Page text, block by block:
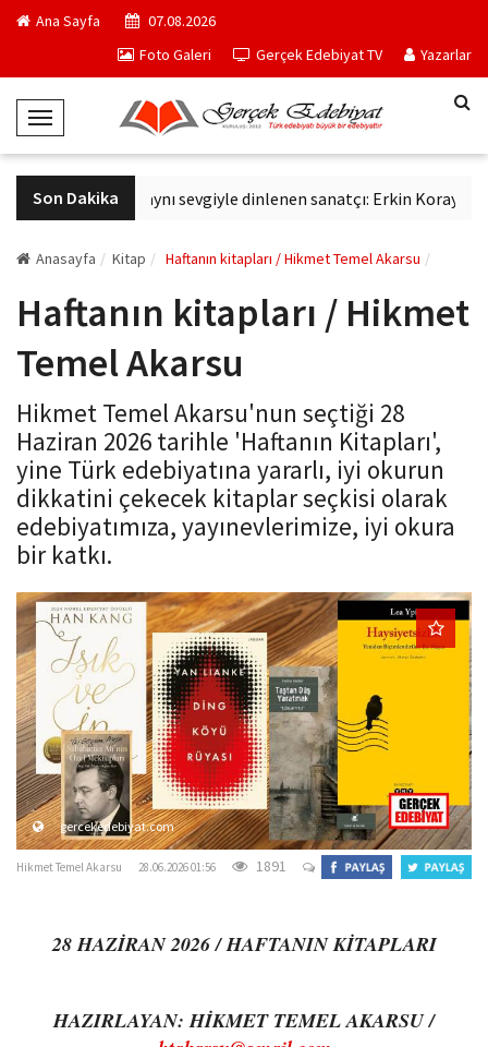
Ana Sayfa
07.08.2026
Foto Galeri
Gerçek Edebiyat TV Yazarlar
T
o
g
g
e
a
i
a
t
i
o
n
Son Dakika
Altmış yıldır aynı sevgiyle dinlenen sanatçı: Erkin Koray
Anasayfa Kitap Haftanın kitapları / Hikmet Temel Akarsu
Haftanın kitapları / Hikmet
Temel Akarsu
Hikmet Temel Akarsu'nun seçtiği 28
Haziran 2026 tarihle 'Haftanın Kitapları',
yine Türk edebiyatına yararlı, iyi okurun
dikkatini çekecek kitaplar seçkisi olarak
edebiyatımıza, yayınevlerimize, iyi okura
bir katkı.
gercekedebiyat.com
Hikmet Temel Akarsu 28.06.2026 01:56 1891
28 HAZİRAN 2026 / HAFTANIN KİTAPLARI
HAZIRLAYAN: HİKMET TEMEL AKARSU /